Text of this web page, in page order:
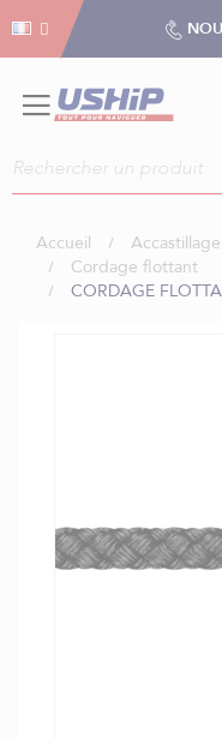
Accueil
Cordage flottant
CORDAGE
Gestion des cookies
Gestion des cookies